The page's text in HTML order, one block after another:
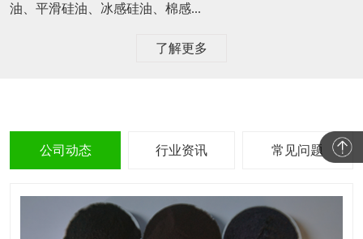
油、平滑硅油、冰感硅油、棉感...
了解更多
公司动态 行业资讯 常见问题